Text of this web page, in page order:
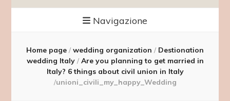
Navigazione
Home page / wedding organization / Destionation
wedding Italy / Are you planning to get married in
Italy? 6 things about civil union in Italy
/unioni_civili_my_happy_Wedding